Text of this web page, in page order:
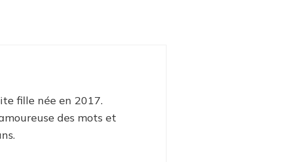
fille née en 2017.
des mots et